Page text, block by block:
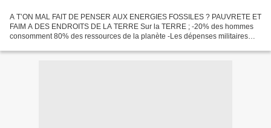
A T’ON MAL FAIT DE PENSER AUX ENERGIES FOSSILES ? PAUVRETE ET
FAIM A DES ENDROITS DE LA TERRE Sur la TERRE ; -20% des hommes
consomment 80% des ressources de la planète -Les dépenses militaires